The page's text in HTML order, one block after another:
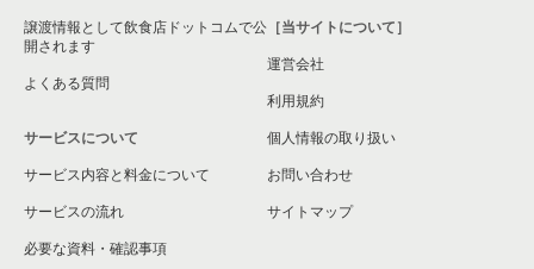
譲渡情報として飲食店ドットコムで公
開されます
よくある質問
サービスについて
サービス内容と料金について
サービスの流れ
必要な資料・確認事項
［当サイトについて］
運営会社
利用規約
個人情報の取り扱い
お問い合わせ
サイトマップ